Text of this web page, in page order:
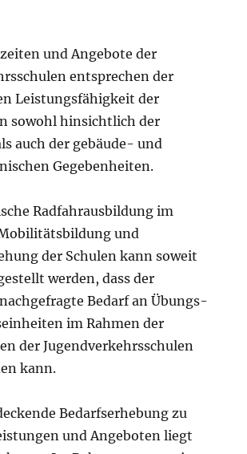
und Angebote der
entsprechen der
Leistungsfähigkeit der
sowohl hinsichtlich der
auch der gebäude- und
Gegebenheiten.
Radfahrausbildung im
und
der Schulen kann soweit
werden, dass der
Bedarf an Übungs-
im Rahmen der
der Jugendverkehrsschulen
kann.
Bedarfserhebung zu
und Angeboten liegt